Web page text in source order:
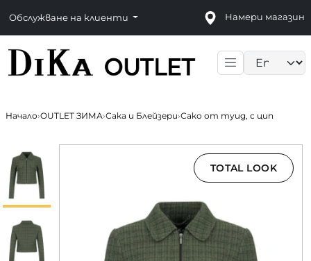
Обслужване на клиенти Намери магазин
Начало›OUTLET ЗИМА›Сака и Блейзери›Сако от туид, с цип
TOTAL LOOK